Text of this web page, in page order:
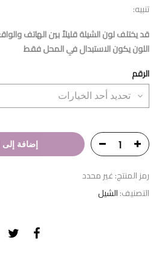
تنبيه:
قد يختلف لون الشيلة قليلاً بين الهاتف
اللون يكون الاستبدال في المحل فقط
الرقم
إضافة إلى
رمز المنتج:غير محدد
التصنيف:الشيل